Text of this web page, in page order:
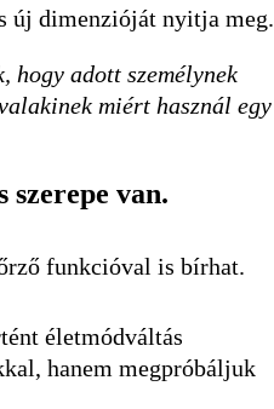
új dimenzióját nyitja meg.
hogy adott személynek
miért használ egy
szerepe van.
funkcióval is bírhat.
életmódváltás
hanem megpróbáljuk